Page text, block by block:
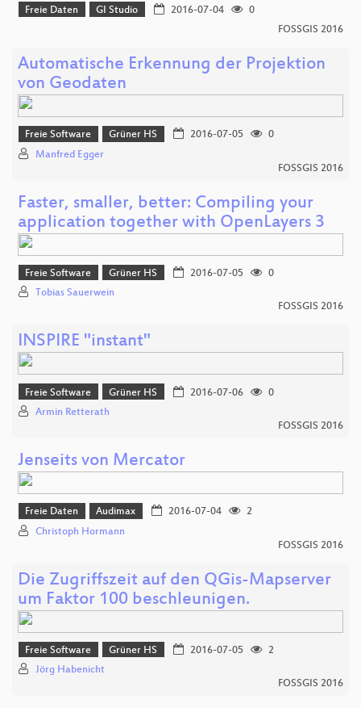
Freie Daten GI Studio 2016-07-04
0
FOSSGIS 2016
Automatische Erkennung der Projektion
von Geodaten
Freie Software Grüner HS 2016-07-05
0
Manfred Egger
FOSSGIS 2016
Faster, smaller, better: Compiling your
application together with OpenLayers 3
Freie Software Grüner HS 2016-07-05
0
Tobias Sauerwein
FOSSGIS 2016
INSPIRE "instant"
Freie Software Grüner HS 2016-07-06
0
Armin Retterath
FOSSGIS 2016
Jenseits von Mercator
Freie Daten Audimax 2016-07-04
2
Christoph Hormann
FOSSGIS 2016
Die Zugriffszeit auf den QGis-Mapserver
um Faktor 100 beschleunigen.
Freie Software Grüner HS 2016-07-05
2
Jörg Habenicht
FOSSGIS 2016